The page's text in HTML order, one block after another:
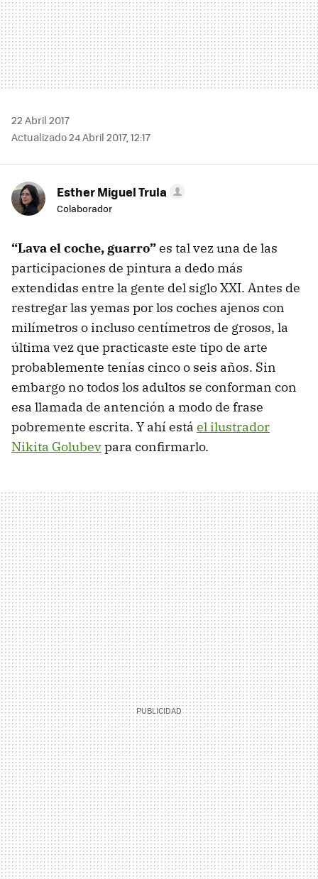
22 Abril 2017
Actualizado 24 Abril 2017, 12:17
Esther Miguel Trula
Colaborador
“Lava el coche, guarro”es tal vez una de las
participaciones de pintura a dedo más
extendidas entre la gente del siglo XXI. Antes de
restregar las yemas por los coches ajenos con
milímetros o incluso centímetros de grosos, la
última vez que practicaste este tipo de arte
probablemente tenías cinco o seis años. Sin
embargo no todos los adultos se conforman con
esa llamada de antención a modo de frase
pobremente escrita. Y ahí está el ilustrador
Nikita Golubevpara confirmarlo.